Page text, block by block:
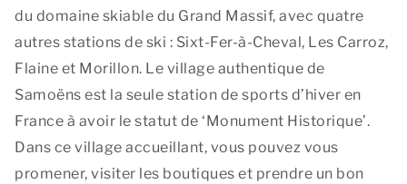
du domaine skiable du Grand Massif, avec quatre
autres stations de ski : Sixt-Fer-à-Cheval, Les Carroz,
Flaine et Morillon. Le village authentique de
Samoëns est la seule station de sports d’hiver en
France à avoir le statut de ‘Monument Historique’.
Dans ce village accueillant, vous pouvez vous
promener, visiter les boutiques et prendre un bon